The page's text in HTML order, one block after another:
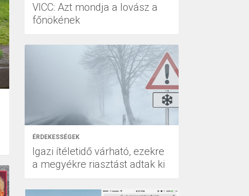
VICC: Azt mondja a lovász a
főnökének
ÉRDEKESSÉGEK
Igazi ítéletidő várható, ezekre
a megyékre riasztást adtak ki